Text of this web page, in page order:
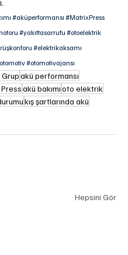
#aküperformansı #MatrixPress
#yakıttasarrufu #otoelektrik
#elektrikaksamı
#otomotivajansı
Grupakü performansı
akü bakımıoto elektrik
kış şartlarında akü
Hepsini Gör